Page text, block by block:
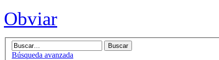
Obviar
Búsqueda avanzada